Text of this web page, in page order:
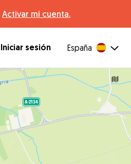
Activar mi cuenta.
Iniciar sesión España